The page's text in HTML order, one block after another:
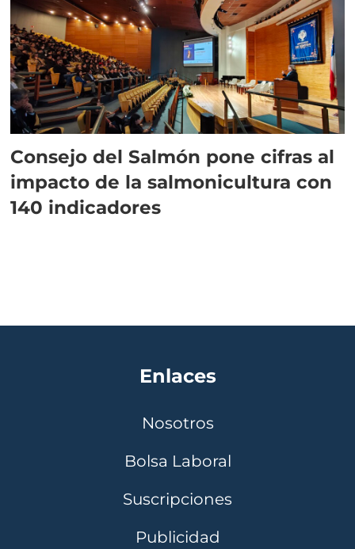
Consejo del Salmón pone cifras al
impacto de la salmonicultura con
140 indicadores
Enlaces
Nosotros
Bolsa Laboral
Suscripciones
Publicidad